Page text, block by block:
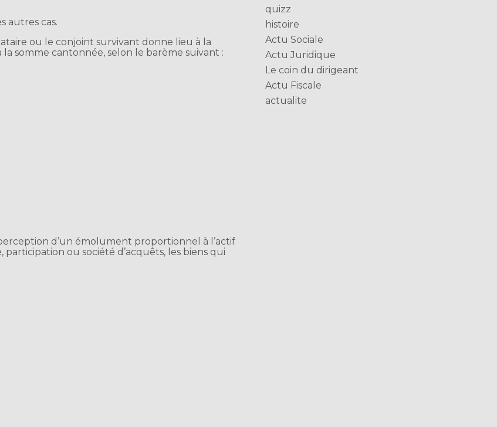
autres cas.
ou le conjoint survivant donne lieu à la
somme cantonnée, selon le barème suivant :
d’un émolument proportionnel à l’actif
ou société d’acquêts, les biens qui
quizz
histoire
Actu Sociale
Actu Juridique
Le coin du dirigeant
Actu Fiscale
actualite